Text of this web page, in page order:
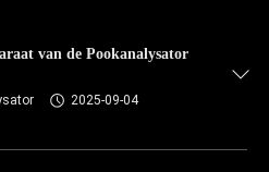
van de Pookanalysator
2025-09-04